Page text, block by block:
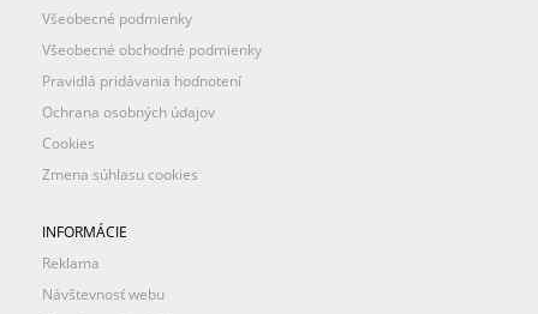
Všeobecné podmienky
Všeobecné obchodné podmienky
Pravidlá pridávania hodnotení
Ochrana osobných údajov
Cookies
Zmena súhlasu cookies
INFORMÁCIE
Reklama
Návštevnosť webu